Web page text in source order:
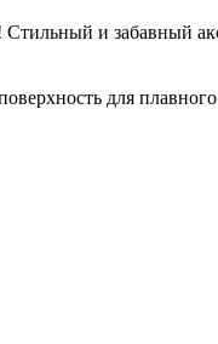
и забавный
для